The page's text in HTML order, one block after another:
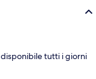
tutti i giorni